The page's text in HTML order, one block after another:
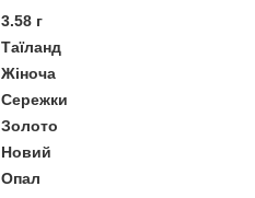
3.58 г
Таїланд
Жіноча
Сережки
Золото
Новий
Опал